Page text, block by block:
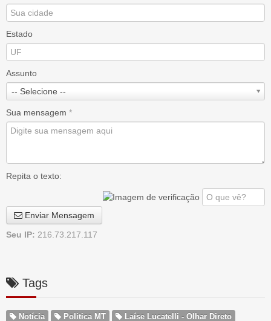
Estado
Assunto
-- Selecione --
Sua mensagem *
Repita o texto:
Enviar Mensagem
Seu IP: 216.73.217.117
Tags
Notícia Politica MT Laíse Lucatelli - Olhar Direto